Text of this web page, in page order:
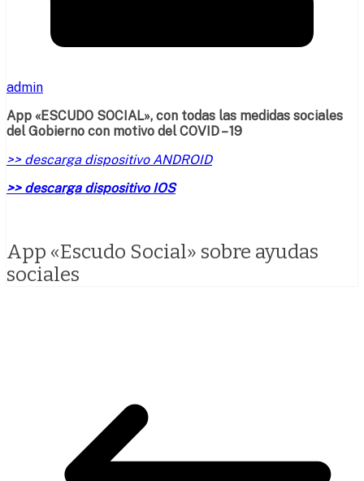
admin
App «ESCUDO SOCIAL», con todas las medidas sociales
del Gobierno con motivo del COVID – 19
>> descarga dispositivo ANDROID
>> descarga dispositivo IOS
App «Escudo Social» sobre ayudas
sociales